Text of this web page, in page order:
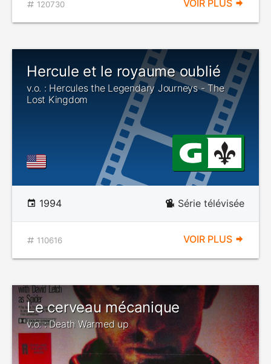
120730 VOIR PLUS
Hercule et le royaume oublié
v.o. : Hercules the Legendary Journeys - The
Lost Kingdom
1994 Série télévisée
110616 VOIR PLUS
Le cerveau mécanique
v.o. : Death Warmed up